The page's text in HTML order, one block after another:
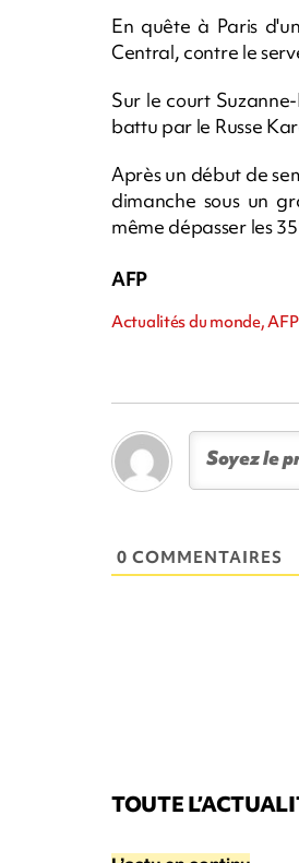
En quête à Paris
Central, contre le
Sur le court
battu par le Russe
Après un début de
dimanche sous un
même dépasser les
AFP
Actualités du monde, AFP
0 COMMENTAIRES
TOUTE